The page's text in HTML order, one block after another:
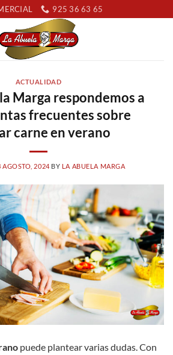
925 36 63 65
ACTUALIDAD
Marga respondemos a
frecuentes sobre
carne en verano
AGOSTO, 2024 BY LA ABUELA MARGA
puede plantear varias dudas. Con